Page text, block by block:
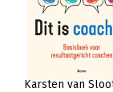
Karsten van